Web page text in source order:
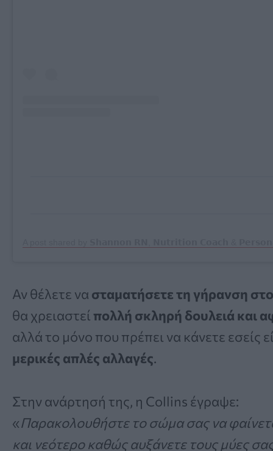
Αν θέλετε να σταματήσετε τη γήρανση
θα χρειαστεί πολλή σκληρή δουλειά και
αλλά το μόνο που πρέπει να κάνετε εσείς
μερικές απλές αλλαγές.
Στην ανάρτησή της, η Collins έγραψε:
«Παρακολουθήστε το σώμα σας να
και νεότερο καθώς αυξάνετε τους μύες